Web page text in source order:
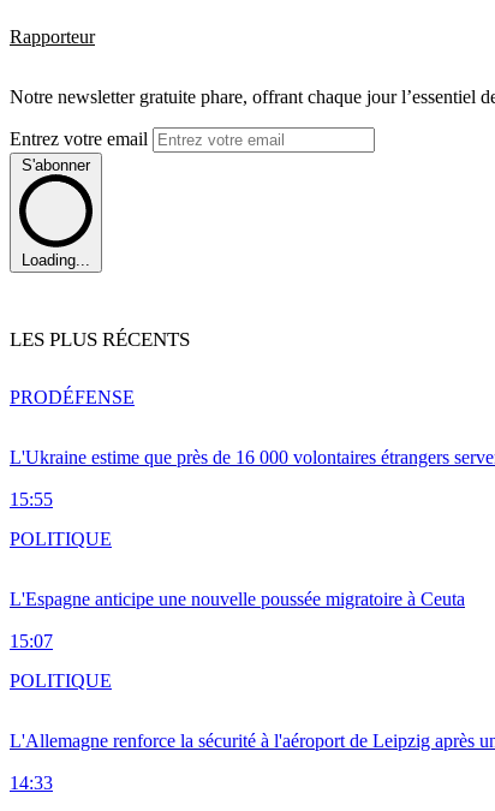
Rapporteur
Notre newsletter gratuite phare, offrant chaque jour l’essentiel
Entrez votre email
S'abonner
Loading...
LES PLUS RÉCENTS
L'Ukraine estime que près de 16 000 volontaires étrangers
15:55
PRODÉFENSE
L'Espagne anticipe une nouvelle poussée migratoire à Ceuta
15:07
POLITIQUE
L'Allemagne renforce la sécurité à l'aéroport de Leipzig après
14:33
POLITIQUE